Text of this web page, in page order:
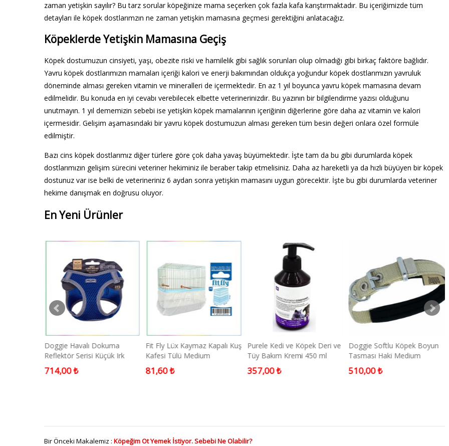
zaman yetişkin sayılır? Bu tarz sorular köpeğinize mama seçerken çok fazla kafa karıştırmaktadır. Bu içeriğimizde tüm
detayları ile köpek dostlarımzın ne zaman yetişkin mamasına geçmesi gerektiğini anlatacağız.
Köpeklerde Yetişkin Mamasına Geçiş
Köpek dostumuzun cinsiyeti, yaşı, obezite riski ve hamilelik gibi sağlık sorunları olup olmadığı gibi birkaç faktöre bağlıdır.
Yavru köpek dostlarımızın mamaları içeriği kalori ve enerji bakımından oldukça yoğundur köpek dostlarımızın yavruluk
döneminde alması gereken vitamin ve mineralleri de içermektedir. En az 1 yıl boyunca yavru köpek mamasına devam
edilmelidir. Bu konuda en iyi cevabı verebilecek elbette veterinerinizdir. Bu yazının bir bilgilendirme yazısı olduğunu
unutmayın. 1 yıl dememizin sebebi ise yetişkin köpek mamalarının içeriğinin diğerlerine göre daha az vitamin ve kalori
içermesidir. Gelişim aşamasındaki bir yavru köpek dostumuzun alması gereken tüm besin değeri onlara özel formüle
edilmiştir.
Bazı cins köpek dostlarımız diğer türlere göre çok daha yavaş büyümektedir. İşte tam da bu gibi durumlarda köpek
dostlarımızın gelişim sürecini veteriner hekiminiz ile beraber takip etmelisiniz. Daha az hareketli ya da hızlı büyüyen bir köpek
dostunuz var ise belki de veterineriniz 6 aydan sonra yetişkin mamasını uygun görecektir. İşte bu gibi durumlarda veteriner
hekime danışmak en doğrusu oluyor.
En Yeni Ürünler
Doggie Havalı Dokuma
Reflektör Serisi Küçük Irk
Köpek Göğüs Tasması Mavi
2XS 26-30cm
714,00 ₺
Fit Fly Lüx Kaymaz Kapalı Kuş
Kafesi Tülü Medium
23x55x23cm
81,60 ₺
Purele Kedi ve Köpek Deri ve
Tüy Bakım Kremi 450 ml
357,00 ₺
Doggie Softlu Köpek Boyun
Tasması Haki Medium
510,00 ₺
Bir Önceki Makalemiz : Köpeğim Ot Yemek İstiyor. Sebebi Ne Olabilir?